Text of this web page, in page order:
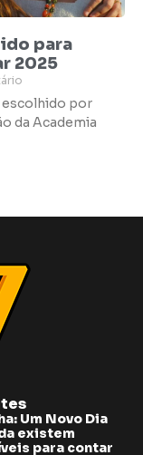
para
2025
escolhido por
da Academia
Um Novo Dia
existem
para contar